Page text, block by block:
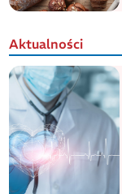
Aktualności